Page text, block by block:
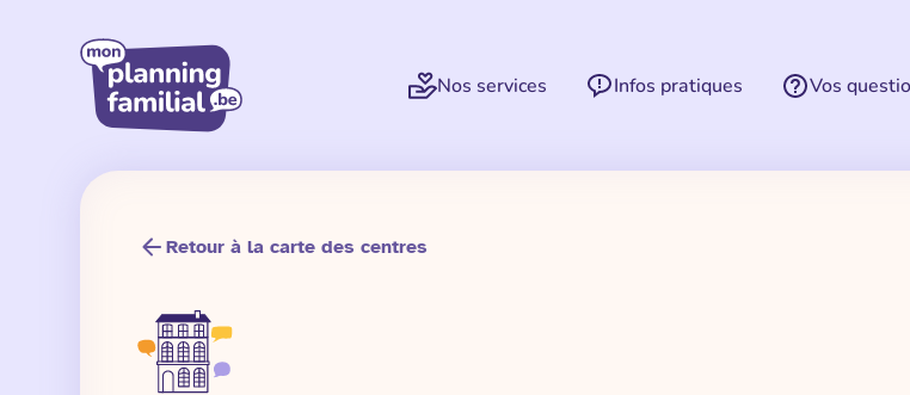
Nos services Infos pratiques Vos
Retour à la carte des centres